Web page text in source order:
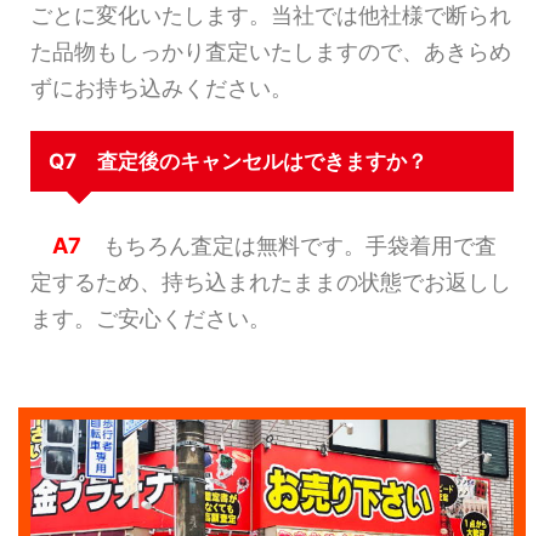
ごとに変化いたします。当社では他社様で断られ
た品物もしっかり査定いたしますので、あきらめ
ずにお持ち込みください。
Q7 査定後のキャンセルはできますか？
A7 もちろん査定は無料です。手袋着用で査
定するため、持ち込まれたままの状態でお返しし
ます。ご安心ください。